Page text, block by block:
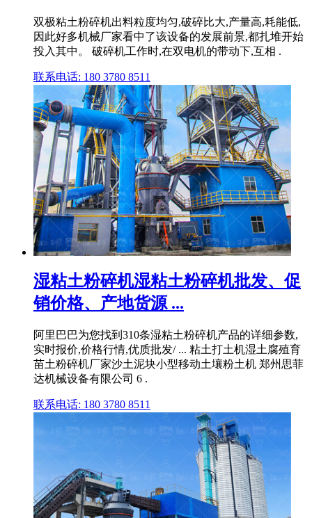
双极粘土粉碎机出料粒度均匀,破碎比大,产量高,耗能低,
因此好多机械厂家看中了该设备的发展前景,都扎堆开始
投入其中。 破碎机工作时,在双电机的带动下,互相 .
联系电话: 180 3780 8511
湿粘土粉碎机湿粘土粉碎机批发、促
销价格、产地货源 ...
阿里巴巴为您找到310条湿粘土粉碎机产品的详细参数,
实时报价,价格行情,优质批发/ ... 粘土打土机湿土腐殖育
苗土粉碎机厂家沙土泥块小型移动土壤粉土机 郑州思菲
达机械设备有限公司 6 .
联系电话: 180 3780 8511